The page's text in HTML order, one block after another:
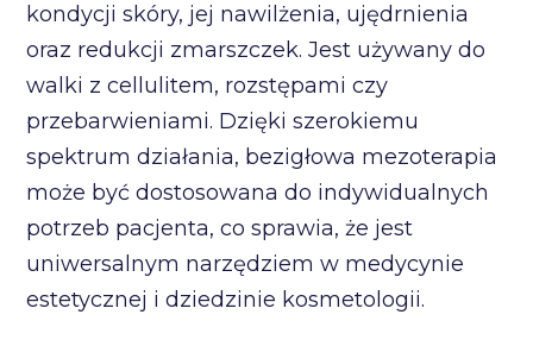
kondycji skóry, jej nawilżenia, ujędrnienia
oraz redukcji zmarszczek. Jest używany do
walki z cellulitem, rozstępami czy
przebarwieniami. Dzięki szerokiemu
spektrum działania, bezigłowa mezoterapia
może być dostosowana do indywidualnych
potrzeb pacjenta, co sprawia, że jest
uniwersalnym narzędziem w medycynie
estetycznej i dziedzinie kosmetologii.